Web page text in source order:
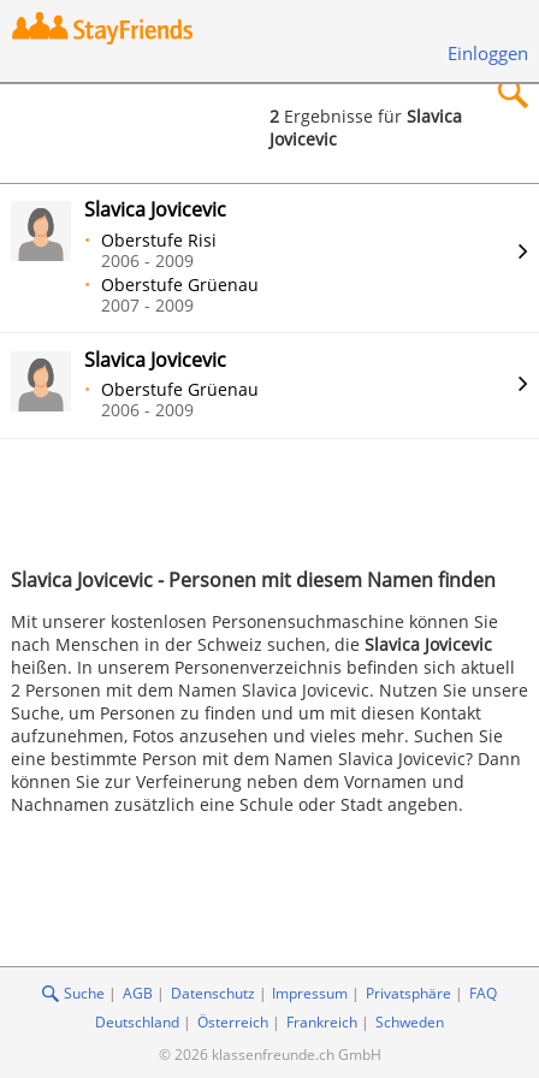
Einloggen
Suchen
2 Ergebnisse für Slavica
Jovicevic
Slavica Jovicevic - Personen mit diesem Namen finden
Mit unserer kostenlosen Personensuchmaschine können Sie
nach Menschen in der Schweiz suchen, die Slavica Jovicevic
heißen. In unserem Personenverzeichnis befinden sich aktuell
2 Personen mit dem Namen Slavica Jovicevic. Nutzen Sie unsere
Suche, um Personen zu finden und um mit diesen Kontakt
aufzunehmen, Fotos anzusehen und vieles mehr. Suchen Sie
eine bestimmte Person mit dem Namen Slavica Jovicevic? Dann
können Sie zur Verfeinerung neben dem Vornamen und
Nachnamen zusätzlich eine Schule oder Stadt angeben.
Slavica Jovicevic
Oberstufe Risi
2006 - 2009
Oberstufe Grüenau
2007 - 2009
Slavica Jovicevic
Oberstufe Grüenau
2006 - 2009
Suche AGB Datenschutz Impressum Privatsphäre
FAQ
Deutschland
Österreich Frankreich
Schweden
© 2026 klassenfreunde.ch GmbH